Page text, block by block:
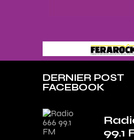
DERNIER POST
FACEBOOK
99.1